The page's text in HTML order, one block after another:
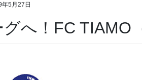
年5月27日
へ！FC TIAMO